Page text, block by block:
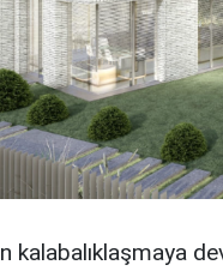
kalabalıklaşmaya